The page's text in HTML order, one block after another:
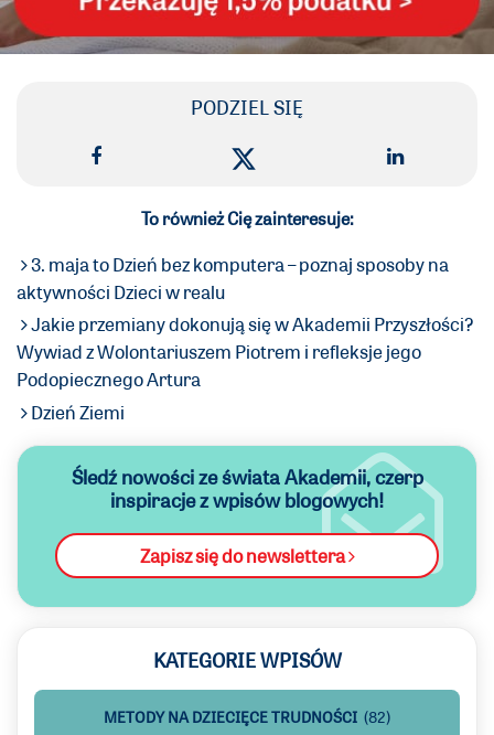
PODZIEL SIĘ
To również Cię zainteresuje:
3. maja to Dzień bez komputera – poznaj sposoby na
aktywności Dzieci w realu
Jakie przemiany dokonują się w Akademii Przyszłości?
Wywiad z Wolontariuszem Piotrem i refleksje jego
Podopiecznego Artura
Dzień Ziemi
Śledź nowości ze świata Akademii,czerp
inspiracje z wpisów blogowych!
Zapisz się do newslettera
KATEGORIE WPISÓW
METODY NA DZIECIĘCE TRUDNOŚCI (82)